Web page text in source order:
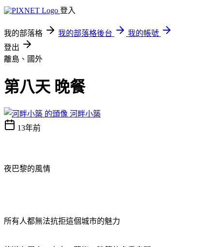
登入
我的部落格 我的部落格後台
我的帳號
登出
離島、國外
第八天 晚餐
河畔小築
13年前
夜巴黎的風情
所有人都無法抗拒這個城市的魅力